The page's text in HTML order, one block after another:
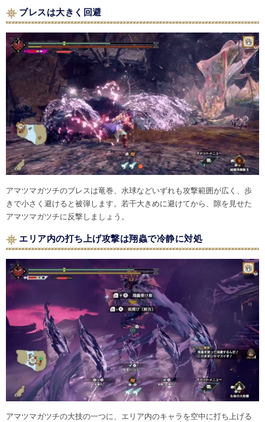
ブレスは大きく回避
アマツマガツチのブレスは竜巻、水球などいずれも攻撃範囲が広く、歩
きで小さく避けると被弾します。若干大きめに避けてから、隙を見せた
アマツマガツチに反撃しましょう。
エリア内の打ち上げ攻撃は翔蟲で冷静に対処
アマツマガツチの大技の一つに、エリア内のキャラを空中に打ち上げる